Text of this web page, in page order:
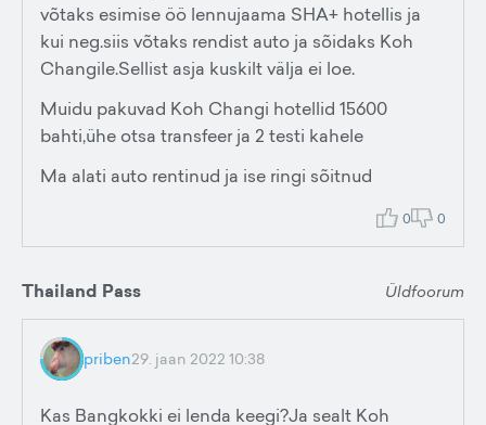
võtaks esimise öö lennujaama SHA+ hotellis ja
kui neg.siis võtaks rendist auto ja sõidaks Koh
Changile.Sellist asja kuskilt välja ei loe.
Muidu pakuvad Koh Changi hotellid 15600
bahti,ühe otsa transfeer ja 2 testi kahele
Ma alati auto rentinud ja ise ringi sõitnud
0 0
Thailand Pass Üldfoorum
priben29. jaan 2022 10:38
Kas Bangkokki ei lenda keegi?Ja sealt Koh